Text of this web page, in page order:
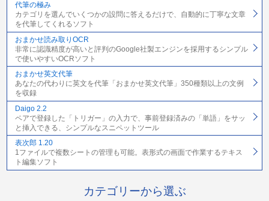
代筆の極み
カテゴリを選んでいくつかの設問に答えるだけで、自動的に丁寧な文章
を代筆してくれるソフト
おまかせ読み取りOCR
非常に認識精度が高いと評判のGoogle社製エンジンを採用するシンプル
で使いやすいOCRソフト
おまかせ英文代筆
あなたの代わりに英文を代筆「おまかせ英文代筆」350種類以上の文例
を収録
Daigo 2.2
ペアで登録した「トリガー」の入力で、事前登録済みの「単語」をサッ
と挿入できる、シンプルなスニペットツール
表次郎 1.20
1ファイルで複数シートの管理も可能。表形式の画面で作業するテキス
ト編集ソフト
カテゴリーから選ぶ